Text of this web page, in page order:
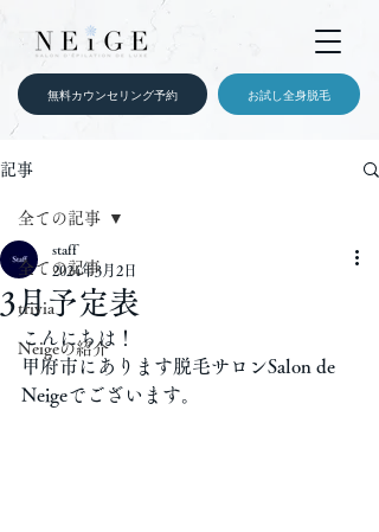
無料カウンセリング予約 お試し全身脱毛
記事
全ての記事
trivia
Neigeの紹介
全ての記事
3月予定表
staff
2024年3月2日
こんにちは！
甲府市にあります脱毛サロンSalon de
Neigeでございます。